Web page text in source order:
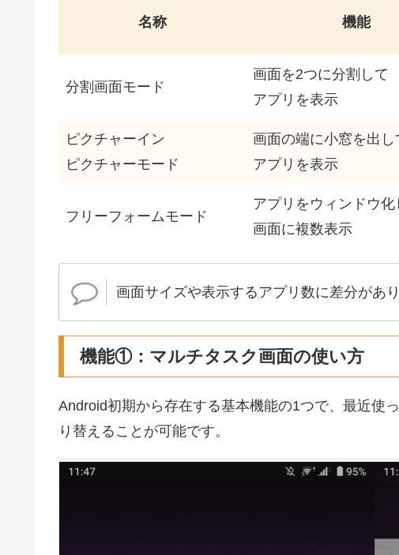
名称 機能
分割画面モード
画面を2つに分割して
アプリを表示
ピクチャーイン
ピクチャーモード
画面の端に小窓を出し
アプリを表示
フリーフォームモード
アプリをウィンドウ化
画面に複数表示
画面サイズや表示するアプリ数に差分があり
機能①：マルチタスク画面の使い方
Android初期から存在する基本機能の1つで、最近使
り替えることが可能です。